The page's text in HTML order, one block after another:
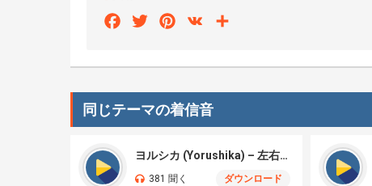
FacebookTwitterPinterest
VK
同じテーマの着信音
ヨルシカ (Yorushika) – 左右盲 (Left-Right Confusion)
381 聞く ダウンロード